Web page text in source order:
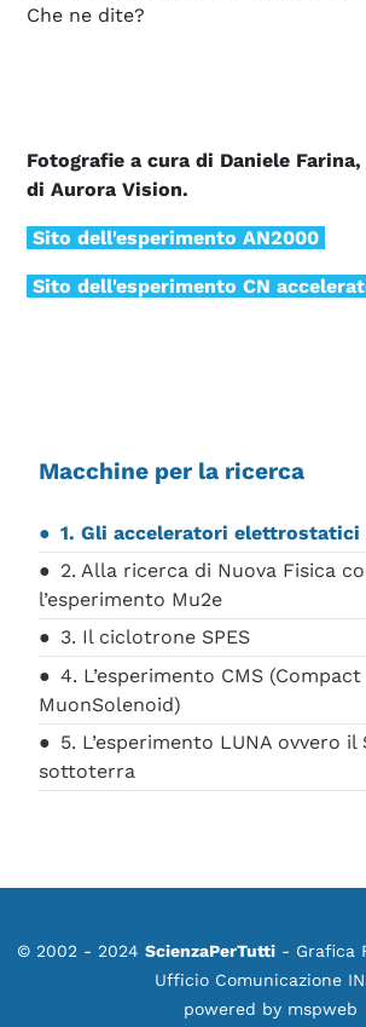
Che ne dite?
Fotografie a cura di Daniele
di Aurora Vision.
Sito dell'esperimento AN2000
Sito dell'esperimento CN
Macchine per la ricerca
1. Gli acceleratori elettrostatici
2. Alla ricerca di Nuova Fisica
l’esperimento Mu2e
3. Il ciclotrone SPES
4. L’esperimento CMS (Compact
MuonSolenoid)
5. L’esperimento LUNA ovvero il
sottoterra
© 2002 - 2024 ScienzaPerTutti - Grafica
Ufficio Comunicazione
powered by mspweb